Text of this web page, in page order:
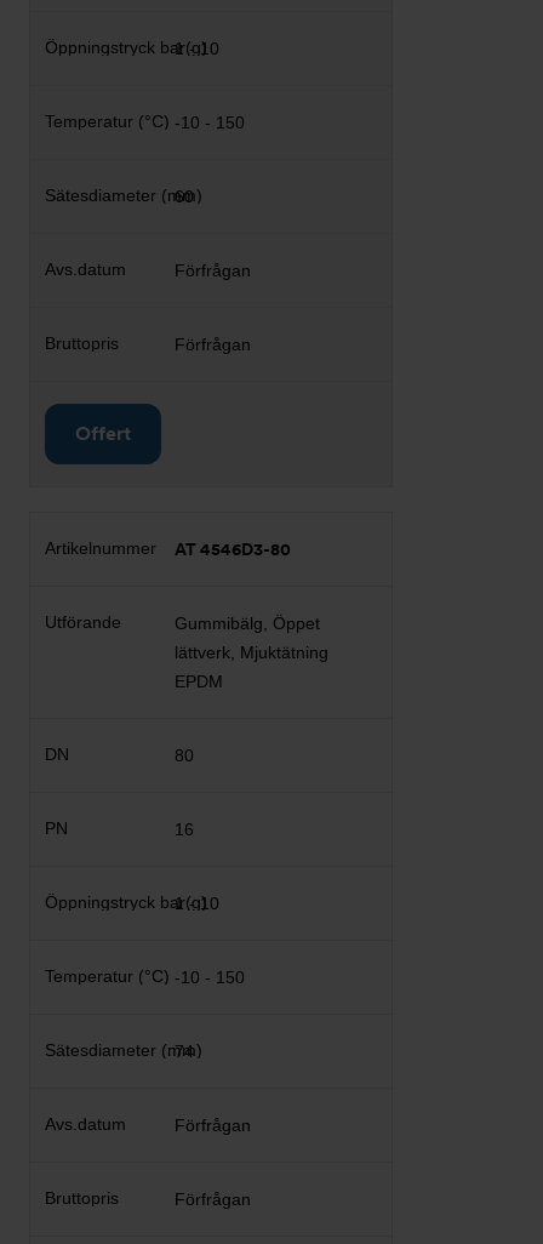
1 - 10
-10 - 150
60
Förfrågan
Förfrågan
Offert
AT 4546D3-80
Gummibälg, Öppet
lättverk, Mjuktätning
EPDM
80
16
1 - 10
-10 - 150
74
Förfrågan
Förfrågan